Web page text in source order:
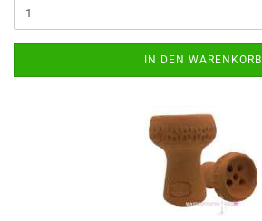
IN DEN WARENKORB